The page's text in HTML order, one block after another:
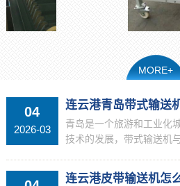
MORE+
04
2026-03
连云港青岛带式输送
青岛是一个旅游和工业化
技术的发展，带式输送机
限公司，
连云港皮带输送机怎